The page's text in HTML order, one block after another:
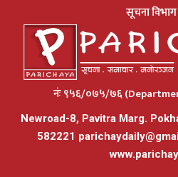
सूचना विभाग
नंः ९५६/०७५/७६
Newroad-8, Pavitra Marg.
582221